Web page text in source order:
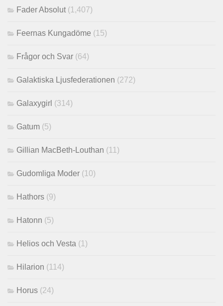
Fader Absolut (1,407)
Feernas Kungadöme (15)
Frågor och Svar (64)
Galaktiska Ljusfederationen (272)
Galaxygirl (314)
Gatum (5)
Gillian MacBeth-Louthan (11)
Gudomliga Moder (10)
Hathors (9)
Hatonn (5)
Helios och Vesta (1)
Hilarion (114)
Horus (24)